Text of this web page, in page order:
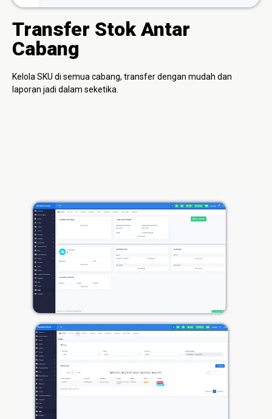
Transfer Stok Antar
Cabang
Kelola SKU di semua cabang, transfer dengan mudah dan
laporan jadi dalam seketika.